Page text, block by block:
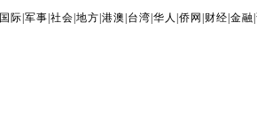
国际 |军事 |社会 |地方 |港澳 台湾 |华人 |侨网 财经 |金融 |